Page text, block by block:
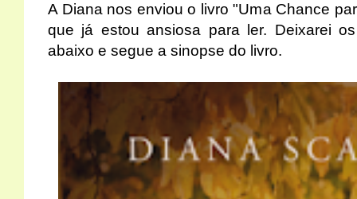
A Diana nos enviou o livro "Uma Chance
que já estou ansiosa para ler. Deixarei
abaixo e segue a sinopse do livro.